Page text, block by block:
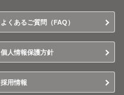
よくあるご質問（FAQ）
個人情報保護方針
採用情報